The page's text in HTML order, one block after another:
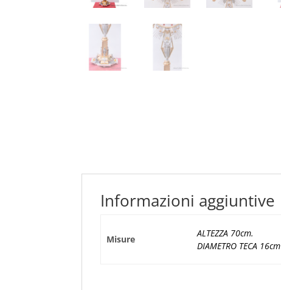
Informazioni aggiuntive
Misure
ALTEZZA 70cm.
DIAMETRO TECA 16cm